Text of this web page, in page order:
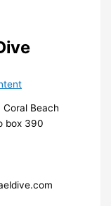
Beach
box 390